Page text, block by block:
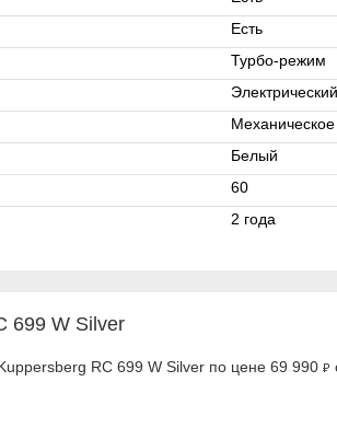
Есть
Турбо-режим
Электрический
Механическое
Белый
60
2 года
699 W Silver
RC 699 W Silver по цене 69 990 ₽